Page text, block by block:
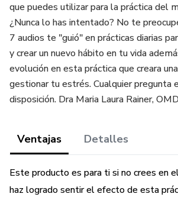
que puedes utilizar para la práctica del
¿Nunca lo has intentado? No te
7 audios te "guió" en prácticas diarias
y crear un nuevo hábito en tu vida
evolución en esta práctica que creara
gestionar tu estrés. Cualquier pregunta
disposición. Dra Maria Laura Rainer,
Ventajas Detalles
Este producto es para ti si no crees en
haz logrado sentir el efecto de esta